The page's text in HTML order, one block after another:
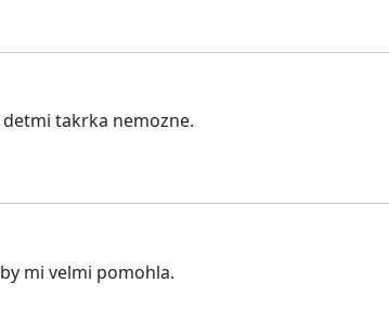
takrka nemozne.
mi velmi pomohla.